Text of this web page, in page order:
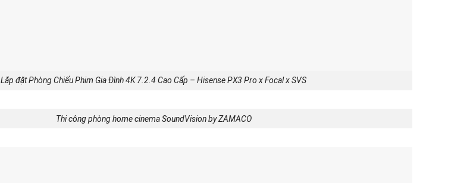
Lắp đặt Phòng Chiếu Phim Gia Đình 4K 7.2.4 Cao Cấp – Hisense PX3 Pro x Focal x SVS
Thi công phòng home cinema SoundVision by ZAMACO